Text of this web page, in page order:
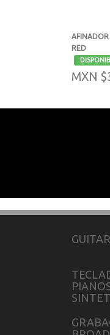
AFINADOR
RED
MXN